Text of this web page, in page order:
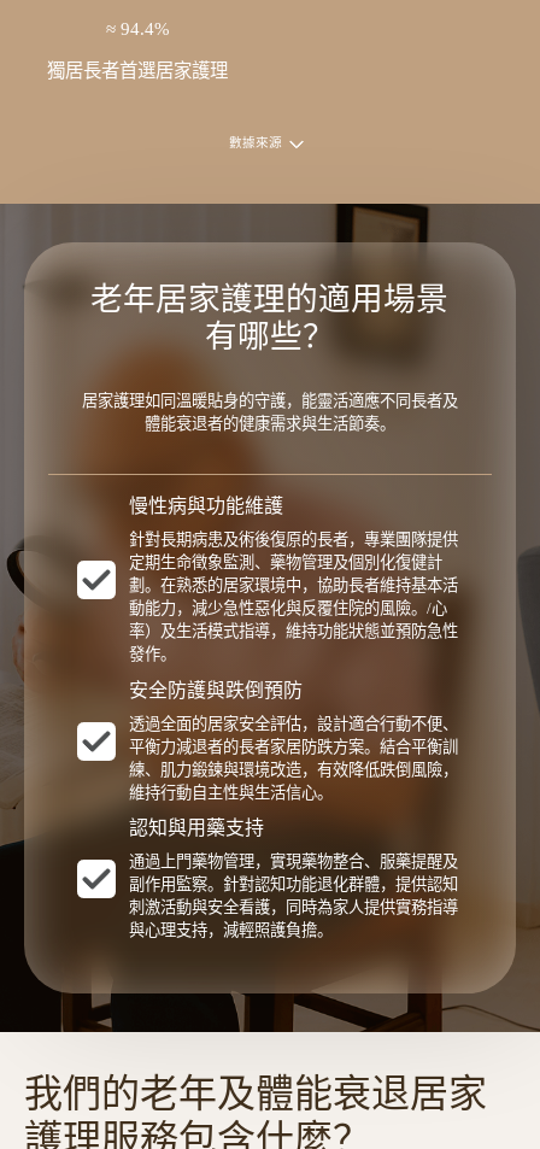
≈ 94.4%
獨居長者首選居家護理
數據來源
老年居家護理的適用場景
有哪些？
居家護理如同溫暖貼身的守護，能靈活適應不同長者及
體能衰退者的健康需求與生活節奏。
慢性病與功能維護
針對長期病患及術後復原的長者，專業團隊提供
定期生命徵象監測、藥物管理及個別化復健計
劃。在熟悉的居家環境中，協助長者維持基本活
動能力，減少急性惡化與反覆住院的風險。/心
率）及生活模式指導，維持功能狀態並預防急性
發作。
安全防護與跌倒預防
透過全面的居家安全評估，設計適合行動不便、
平衡力減退者的長者家居防跌方案。結合平衡訓
練、肌力鍛鍊與環境改造，有效降低跌倒風險，
維持行動自主性與生活信心。
認知與用藥支持
通過上門藥物管理，實現藥物整合、服藥提醒及
副作用監察。針對認知功能退化群體，提供認知
刺激活動與安全看護，同時為家人提供實務指導
與心理支持，減輕照護負擔。
我們的老年及體能衰退居家
護理服務包含什麼？